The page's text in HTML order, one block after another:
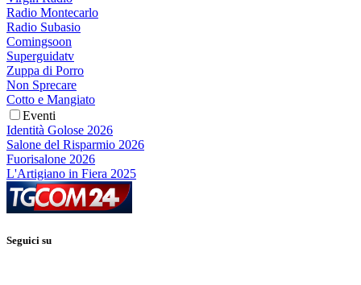
Radio Montecarlo
Radio Subasio
Comingsoon
Superguidatv
Zuppa di Porro
Non Sprecare
Cotto e Mangiato
Eventi
Identità Golose 2026
Salone del Risparmio 2026
Fuorisalone 2026
L'Artigiano in Fiera 2025
Seguici su